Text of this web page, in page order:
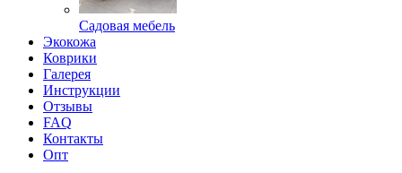
Садовая мебель
Экокожа
Коврики
Галерея
Инструкции
Отзывы
FAQ
Контакты
Опт